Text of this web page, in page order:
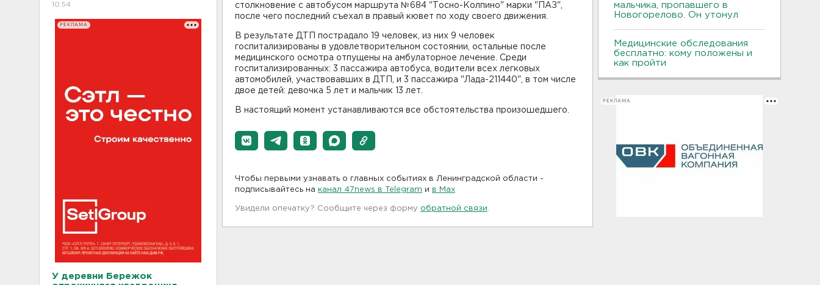
10:54
РЕКЛАМА
У деревни Бережок
столкновение с автобусом маршрута №684 "Тосно-Колпино" марки "ПАЗ",
после чего последний съехал в правый кювет по ходу своего движения.
В результате ДТП пострадало 19 человек, из них 9 человек
госпитализированы в удовлетворительном состоянии, остальные после
медицинского осмотра отпущены на амбулаторное лечение. Среди
госпитализированных: 3 пассажира автобуса, водители всех легковых
автомобилей, участвовавших в ДТП, и 3 пассажира "Лада-211440", в том числе
двое детей: девочка 5 лет и мальчик 13 лет.
В настоящий момент устанавливаются все обстоятельства произошедшего.
Чтобы первыми узнавать о главных событиях в Ленинградской области -
подписывайтесь на канал 47news в Telegram и в Maх
Увидели опечатку? Сообщите через форму обратной связи
мальчика, пропавшего в
Новогорелово. Он утонул
Медицинские обследования
бесплатно: кому положены и
как пройти
РЕКЛАМА